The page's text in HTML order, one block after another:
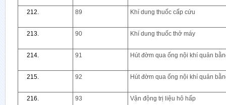
89 Khí dung thuốc cấp cứu
90 Khí dung thuốc thở máy
91 Hút đờm qua ống nội khí quản
92 Hút đờm qua ống nội khí quản
93 Vận động trị liệu hô hấp